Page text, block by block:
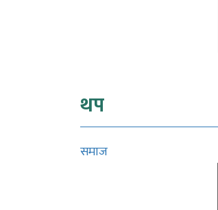
थप
समाज